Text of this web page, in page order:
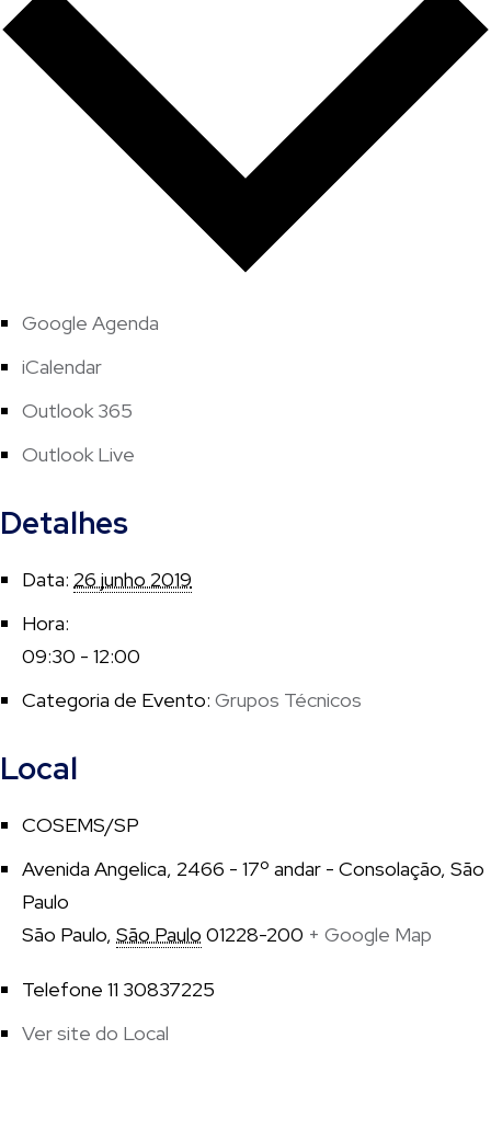
Google Agenda
iCalendar
Outlook 365
Outlook Live
Detalhes
Data: 26 junho 2019
Hora:
09:30 - 12:00
Categoria de Evento: Grupos Técnicos
Local
COSEMS/SP
Avenida Angelica, 2466 - 17º andar - Consolação, São
Paulo
São Paulo, São Paulo 01228-200 + Google Map
Telefone 11 30837225
Ver site do Local